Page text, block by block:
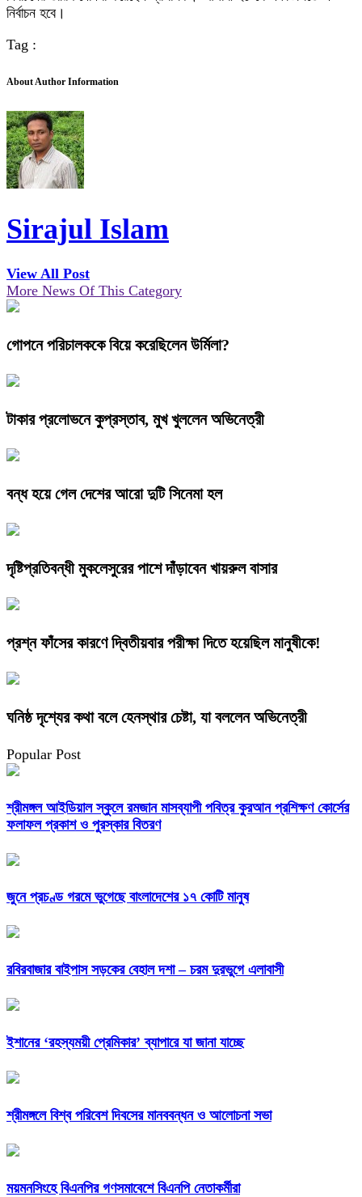
নির্বাচন হবে।
Tag :
About Author Information
Sirajul Islam
View All Post
More News Of This Category
গোপনে পরিচালককে বিয়ে করেছিলেন উর্মিলা?
টাকার প্রলোভনে কুপ্রস্তাব, মুখ খুললেন অভিনেত্রী
বন্ধ হয়ে গেল দেশের আরো দুটি সিনেমা হল
দৃষ্টিপ্রতিবন্ধী মুকলেসুরের পাশে দাঁড়াবেন খায়রুল বাসার
প্রশ্ন ফাঁসের কারণে দ্বিতীয়বার পরীক্ষা দিতে হয়েছিল মানুষীকে!
ঘনিষ্ঠ দৃশ্যের কথা বলে হেনস্থার চেষ্টা, যা বললেন অভিনেত্রী
Popular Post
শ্রীমঙ্গল আইডিয়াল স্কুলে রমজান মাসব্যাপী পবিত্র কুরআন প্রশিক্ষণ কোর্সের
ফলাফল প্রকাশ ও পুরস্কার বিতরণ
জুনে প্রচণ্ড গরমে ভুগেছে বাংলাদেশের ১৭ কোটি মানুষ
রবিরবাজার বাইপাস সড়কের বেহাল দশা – চরম দুরভুগে এলাবাসী
ইশানের ‘রহস্যময়ী প্রেমিকার’ ব্যাপারে যা জানা যাচ্ছে
শ্রীমঙ্গলে বিশ্ব পরিবেশ দিবসের মানববন্ধন ও আলোচনা সভা
ময়মনসিংহে বিএনপির গণসমাবেশে বিএনপি নেতাকর্মীরা